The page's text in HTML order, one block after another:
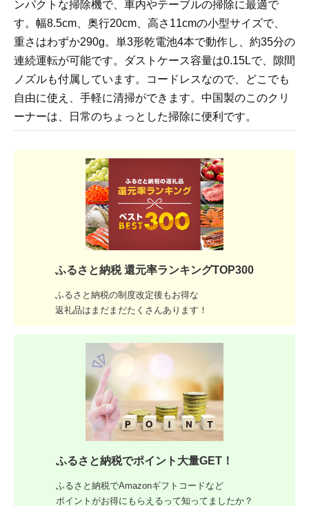
ンパクトな掃除機で、車内やテーブルの掃除に最適で
す。幅8.5cm、奥行20cm、高さ11cmの小型サイズで、
重さはわずか290g。単3形乾電池4本で動作し、約35分の
連続運転が可能です。ダストケース容量は0.15Lで、隙間
ノズルも付属しています。コードレスなので、どこでも
自由に使え、手軽に清掃ができます。中国製のこのクリ
ーナーは、日常のちょっとした掃除に便利です。
ふるさと納税 還元率ランキングTOP300
ふるさと納税の制度改定後もお得な
返礼品はまだまだたくさんあります！
ふるさと納税でポイント大量GET！
ふるさと納税でAmazonギフトコードなど
ポイントがお得にもらえるって知ってましたか？